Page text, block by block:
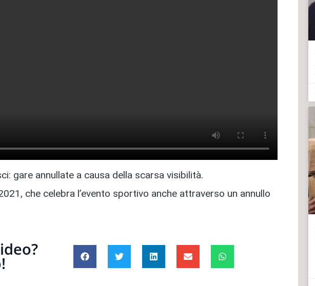
gare annullate a causa della scarsa visibilità.
che celebra l’evento sportivo anche attraverso un annullo